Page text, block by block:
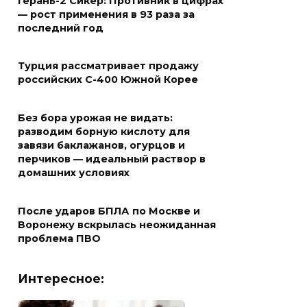
— рост применения в 93 раза за
последний год
Турция рассматривает продажу
российских С-400 Южной Корее
Без бора урожая не видать:
разводим борную кислоту для
завязи баклажанов, огурцов и
перчиков — идеальный раствор в
домашних условиях
После ударов БПЛА по Москве и
Воронежу вскрылась неожиданная
проблема ПВО
Интересное: